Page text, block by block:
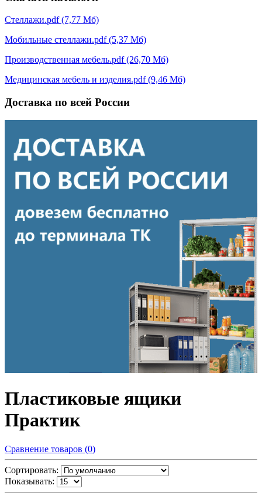
Стеллажи.pdf (7,77 Мб)
Мобильные стеллажи.pdf (5,37 Мб)
Производственная мебель.pdf (26,70 Мб)
Медицинская мебель и изделия.pdf (9,46 Мб)
Доставка по всей России
Пластиковые ящики
Практик
Сравнение товаров (0)
Сортировать:
Показывать: